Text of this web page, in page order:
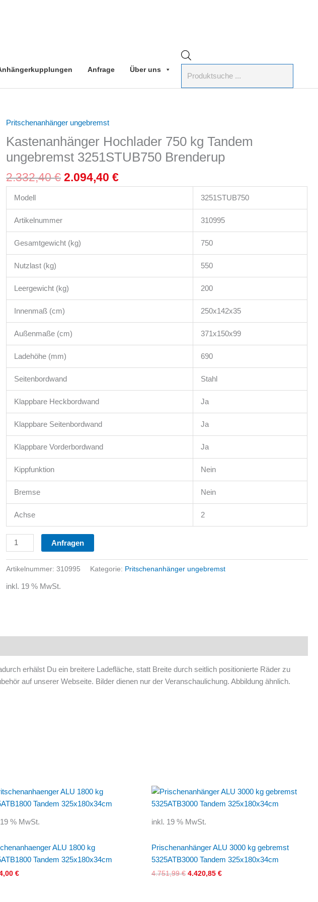
Anfrage Über uns
search
Pritschenanhänger ungebremst
Kastenanhänger Hochlader 750 kg Tandem
ungebremst 3251STUB750 Brenderup
2.332,40€
Ursprünglicher
Preis
war:
2.332,40 €
2.094,40€
Preis
ist:
2.094,40 €.
Modell 3251STUB750
Artikelnummer 310995
Gesamtgewicht (kg) 750
Nutzlast (kg) 550
Leergewicht (kg) 200
Innenmaß (cm) 250x142x35
Außenmaße (cm) 371x150x99
Ladehöhe (mm) 690
Seitenbordwand Stahl
Klappbare Heckbordwand Ja
Klappbare Seitenbordwand Ja
Klappbare Vorderbordwand Ja
Kippfunktion Nein
Bremse Nein
Achse 2
Kastenanhänger
Hochlader
750
kg
Tandem
ungebremst
3251STUB750
Brenderup
Menge
Anfragen
Artikelnummer:310995 Kategorie: Pritschenanhänger ungebremst
inkl. 19 % MwSt.
erhälst Du ein breitere Ladefläche, statt Breite durch seitlich positionierte Räder zu
auf unserer Webseite. Bilder dienen nur der Veranschaulichung. Abbildung ähnlich.
% MwSt.
ALU 1800 kg
Tandem 325x180x34cm
€
inkl. 19 % MwSt.
Prischenanhänger ALU 3000 kg gebremst
5325ATB3000 Tandem 325x180x34cm
4.751,99€
Ursprünglicher
war:
4.420,85 €
Aktueller
ist: